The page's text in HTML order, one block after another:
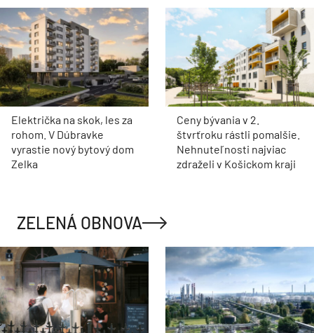
Električka na skok, les za
rohom. V Dúbravke
vyrastie nový bytový dom
Zelka
Ceny bývania v 2.
štvrťroku rástli pomalšie.
Nehnuteľnosti najviac
zdraželi v Košickom kraji
ZELENÁ OBNOVA